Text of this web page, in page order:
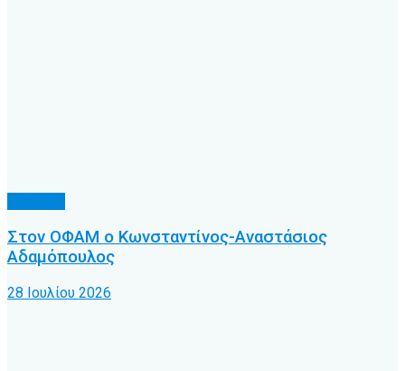
Στον ΟΦΑΜ ο Κωνσταντίνος-Αναστάσιος
Αδαμόπουλος
28 Ιουλίου 2026